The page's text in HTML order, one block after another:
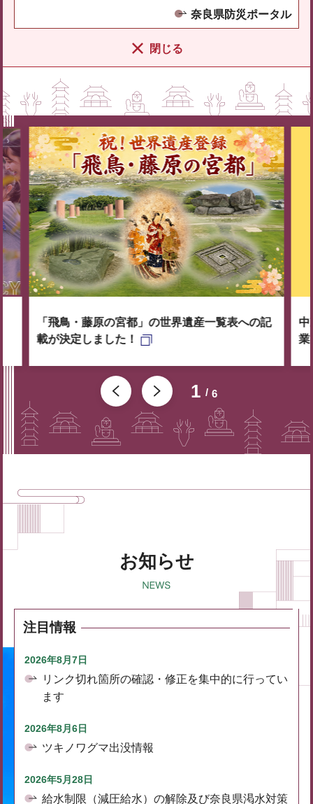
奈良県防災ポータル
閉じる
1 6
「飛鳥・藤原の宮都」の世界遺産一覧表への記
載が決定しました！
中
業
お知らせ
注目情報
2026年8月7日
リンク切れ箇所の確認・修正を集中的に行ってい
ます
2026年8月6日
ツキノワグマ出没情報
2026年5月28日
給水制限（減圧給水）の解除及び奈良県渇水対策